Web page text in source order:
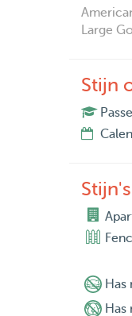
-
-
-
I am
- I
- Social
- Calm
Large
Stijn
Has
Has